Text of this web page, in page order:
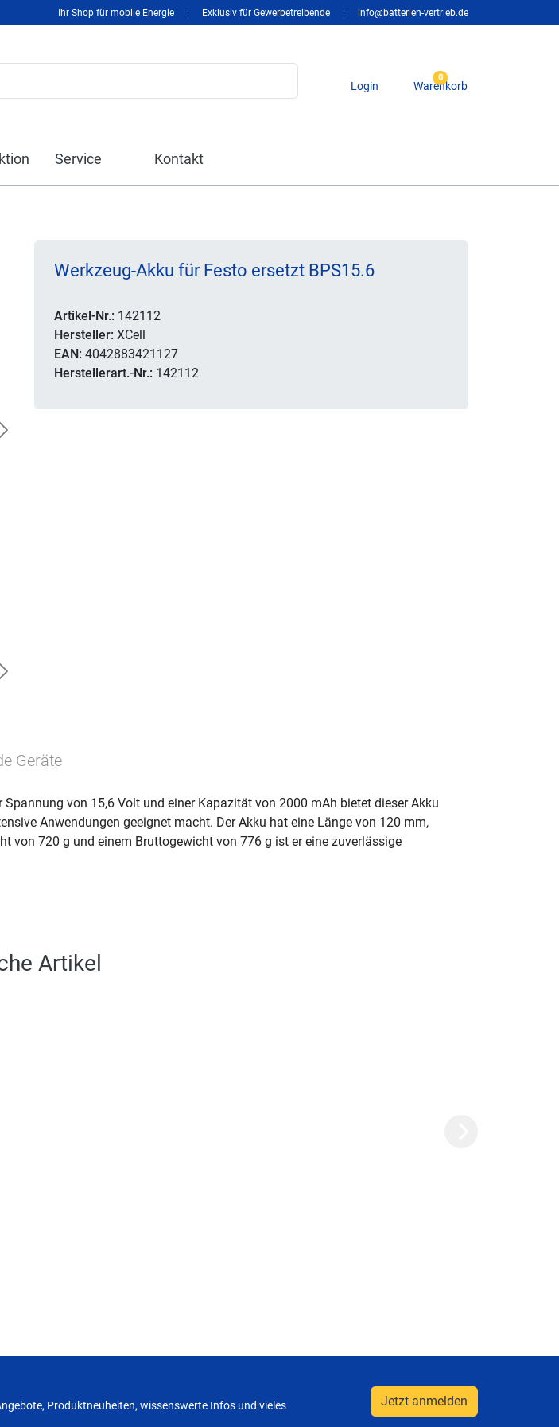
Ihr Shop für mobile Energie Exklusiv für Gewerbetreibende info@batterien-vertrieb.de
Login
0
Warenkorb
Service Kontakt
Next
Next
Werkzeug-Akku für Festo ersetzt BPS15.6
Artikel-Nr.: 142112
Hersteller: XCell
EAN: 4042883421127
Herstellerart.-Nr.: 142112
Geräte
von 15,6 Volt und einer Kapazität von 2000 mAh bietet dieser Akku
Anwendungen geeignet macht. Der Akku hat eine Länge von 120 mm,
von 720 g und einem Bruttogewicht von 776 g ist er eine zuverlässige
Artikel
Produktneuheiten, wissenswerte Infos und vieles
Jetzt anmelden